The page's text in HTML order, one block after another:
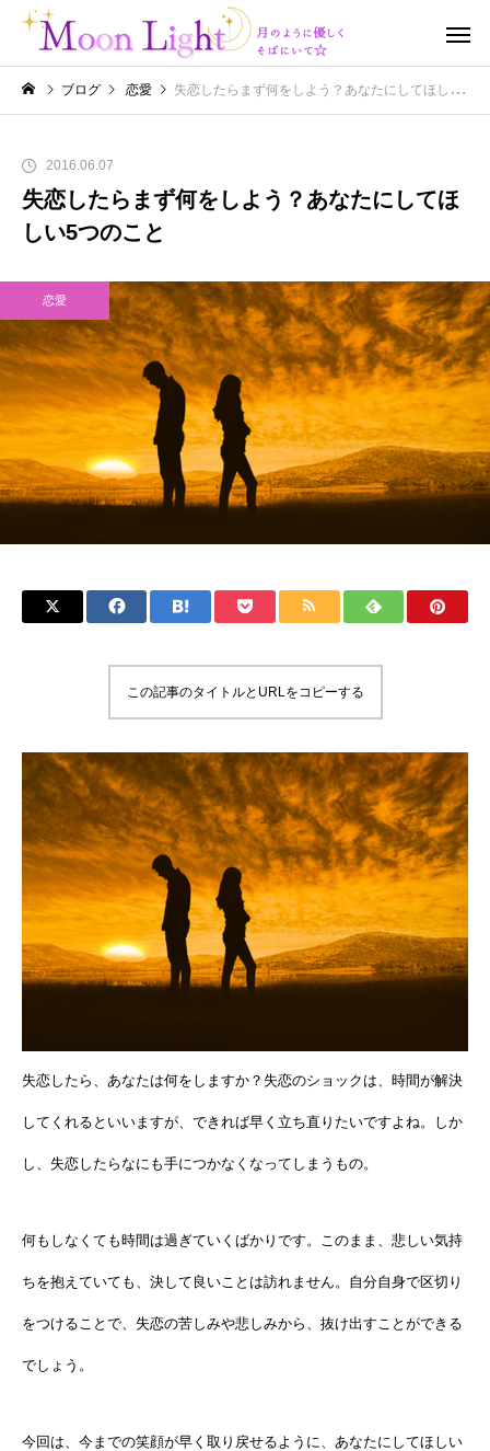
ブログ 恋愛 失恋したらまず何をしよう？あなたにしてほしい5つのこと
2016.06.07
失恋したらまず何をしよう？あなたにしてほ
しい5つのこと
恋愛
この記事のタイトルとURLをコピーする
失恋したら、あなたは何をしますか？失恋のショックは、時間が解決
してくれるといいますが、できれば早く立ち直りたいですよね。しか
し、失恋したらなにも手につかなくなってしまうもの。
何もしなくても時間は過ぎていくばかりです。このまま、悲しい気持
ちを抱えていても、決して良いことは訪れません。自分自身で区切り
をつけることで、失恋の苦しみや悲しみから、抜け出すことができる
でしょう。
今回は、今までの笑顔が早く取り戻せるように、あなたにしてほしい